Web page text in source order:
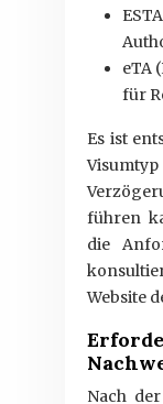
eTA
für
Es ist
führen
die
Website
Nach